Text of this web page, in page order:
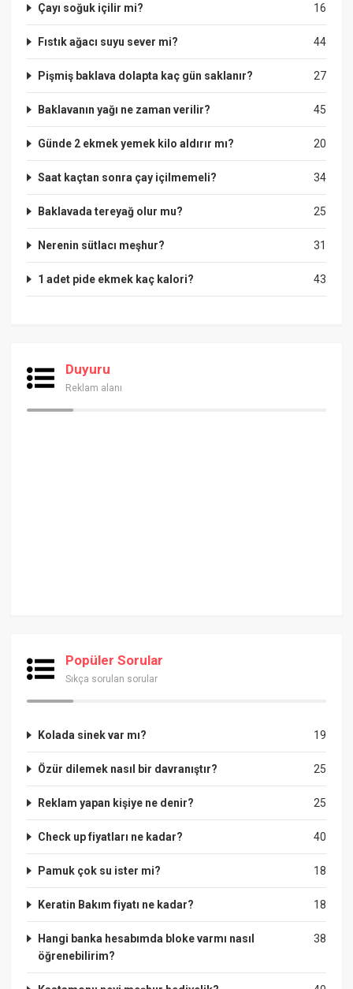
16
Çayı soğuk içilir mi?
44
Fıstık ağacı suyu sever mi?
27
Pişmiş baklava dolapta kaç gün saklanır?
45
Baklavanın yağı ne zaman verilir?
20
Günde 2 ekmek yemek kilo aldırır mı?
34
Saat kaçtan sonra çay içilmemeli?
25
Baklavada tereyağ olur mu?
31
Nerenin sütlacı meşhur?
43
1 adet pide ekmek kaç kalori?
Duyuru
Reklam alanı
Popüler Sorular
Sıkça sorulan sorular
19
Kolada sinek var mı?
25
Özür dilemek nasıl bir davranıştır?
25
Reklam yapan kişiye ne denir?
40
Check up fiyatları ne kadar?
18
Pamuk çok su ister mi?
18
Keratin Bakım fiyatı ne kadar?
38
Hangi banka hesabımda bloke varmı nasıl
öğrenebilirim?